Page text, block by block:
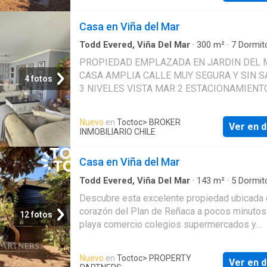
Hall de distribucion living comedor juntos
amoblada con comedor de diario pieza y
servicio 2°PISO: un dormitorio con baño en
un pequeño walk in closet
4 fotos
Casa en Viña del Mar
Todd Evered, Viña Del Mar · 300 m² · 7
Piscina
PROPIEDAD EMPLAZADA EN JARDIN DEL
CASA AMPLIA CALLE MUY SEGURA Y SIN
3 NIVELES VISTA MAR 2
DE ACCESO LIVING COMEDOR SALA DE
COCINA MUY AMPLIA CON COMEDOR DE
DIRECCION REFERENCIAL VMS
Nuevo en Toctoc> BROKER
INMOBILIARIO CHILE
Ver en
12 fotos
Casa en Viña del Mar
Todd Evered, Viña Del Mar · 143 m² · 5
Descubre esta excelente propiedad ubicada
corazón del Plan de Reñaca a pocos
playa comercio colegios supermercados y
como para invertir o remodelar gracias a su
ubicación estratégica y alta demanda del
Nuevo en Toctoc> PROPERTY
Ver en